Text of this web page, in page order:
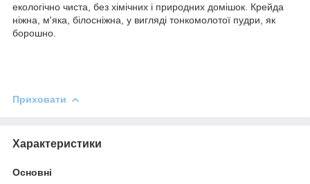
екологічно чиста, без хімічних і природних домішок. Крейда
ніжна, м'яка, білосніжна, у вигляді тонкомолотої пудри, як
борошно.
Приховати
Характеристики
Основні